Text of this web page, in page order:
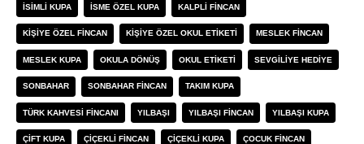
ISIMLI KUPA ISME ÖZEL KUPA KALPLI FINCAN
KIŞIYE ÖZEL FINCAN KIŞIYE ÖZEL OKUL ETIKETI MESLEK FINCAN
MESLEK KUPA OKULA DÖNÜŞ OKUL ETIKETI SEVGILIYE HEDIYE
SONBAHAR SONBAHAR FINCAN TAKIM KUPA
TÜRK KAHVESI FINCANI YILBAŞI YILBAŞI FINCAN YILBAŞI KUPA
ÇIFT KUPA ÇIÇEKLI FINCAN ÇIÇEKLI KUPA ÇOCUK FINCAN